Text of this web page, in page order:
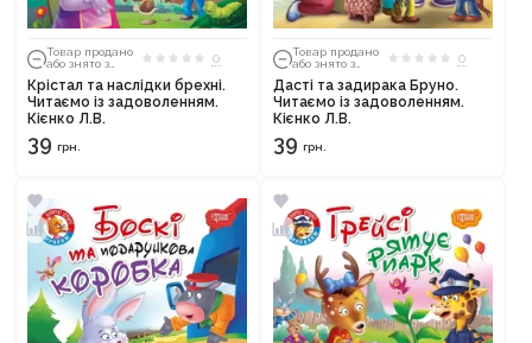
Товар продано
або знято з
0
Крістал та наслідки брехні.
Читаємо із задоволенням.
Кієнко Л.В.
39 грн.
Товар продано
або знято з
0
Дасті та задирака Бруно.
Читаємо із задоволенням.
Кієнко Л.В.
39 грн.